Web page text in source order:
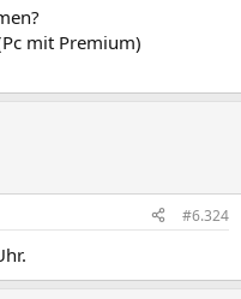
mit Premium)
#6.324